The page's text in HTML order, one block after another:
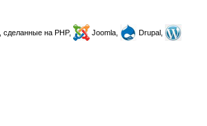
, сделанные на PHP, Joomla,
Drupal,